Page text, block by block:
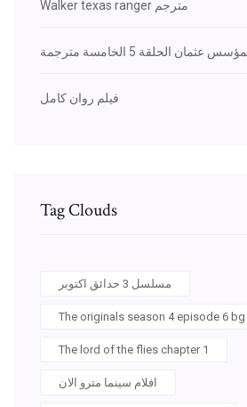
Walker texas ranger مترجم
فيلم روان كامل
Tag Clouds
مسلسل 3 حدائق اكتوبر
The originals season 4 episode 6
The lord of the flies chapter 1
افلام سينما مترو الان